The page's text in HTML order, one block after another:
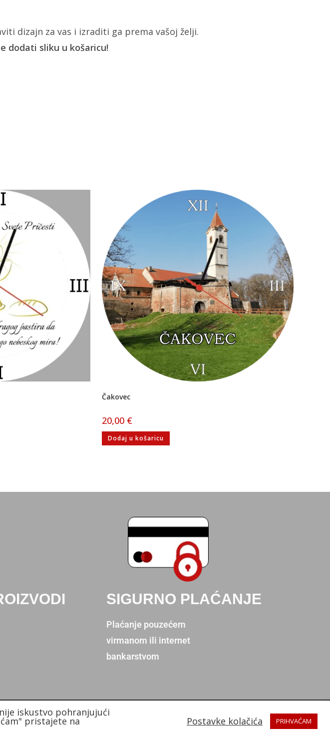
dizajn za vas i izraditi ga prema vašoj želji.
dodati sliku u košaricu!
Čakovec
20,00 €
Dodaj u košaricu
SIGURNO PLAĆANJE
Plaćanje pouzećem
virmanom ili internet
bankarstvom
iskustvo pohranjujući
pristajete na Postavke kolačića PRIHVAĆAM